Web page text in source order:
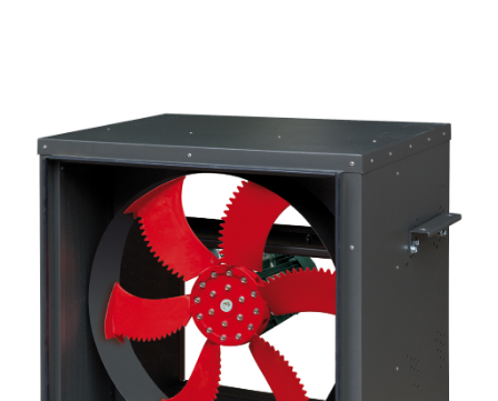
Lighting and Electrical
Equipment
Complete solutions in lighting and electrical
material for each project and need